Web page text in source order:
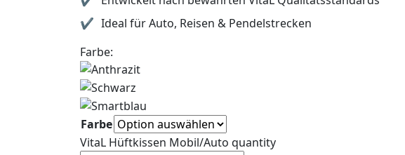
Ideal für Auto, Reisen & Pendelstrecken
Farbe:
Farbe
VitaL Hüftkissen Mobil/Auto quantity